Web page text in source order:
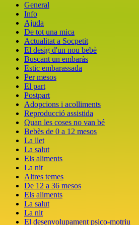
General
Info
Ajuda
De tot una mica
Actualitat a Socpetit
El desig d'un nou bebè
Buscant un embaràs
Estic embarassada
Per mesos
El part
Postpart
Adopcions i acolliments
Reproducció assistida
Quan les coses no van bé
Bebès de 0 a 12 mesos
La llet
La salut
Els aliments
La nit
Altres temes
De 12 a 36 mesos
Els aliments
La salut
La nit
El desenvolupament psico-motriu